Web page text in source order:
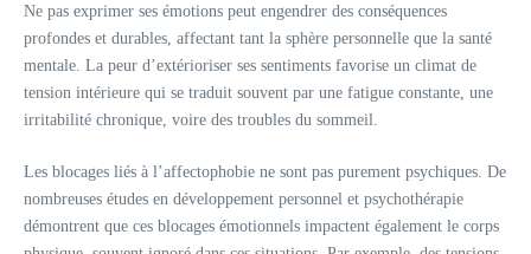
Ne pas exprimer ses émotions peut engendrer des conséquences
profondes et durables, affectant tant la sphère personnelle que la santé
mentale. La peur d’extérioriser ses sentiments favorise un climat de
tension intérieure qui se traduit souvent par une fatigue constante, une
irritabilité chronique, voire des troubles du sommeil.
Les blocages liés à l’affectophobie ne sont pas purement psychiques. De
nombreuses études en développement personnel et psychothérapie
démontrent que ces blocages émotionnels impactent également le corps